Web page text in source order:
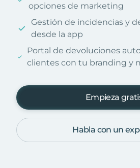
opciones de marketing
Gestión de incidencias y
desde la app
Portal de devoluciones
clientes con tu branding y
Empieza
Habla con un